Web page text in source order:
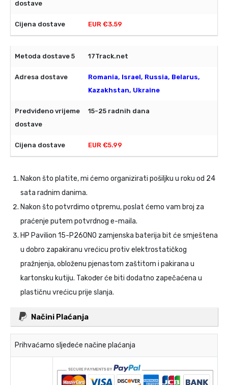
EUR €3.59
17Track.net
Romania, Israel, Russia, Belarus,
Kazakhstan, Ukraine
15-25 radnih dana
EUR €5.99
Nakon što platite, mi ćemo organizirati pošiljku u roku od 24
sata radnim danima.
Nakon što potvrdimo otpremu, poslat ćemo vam broj za
praćenje putem potvrdnog e-maila.
HP Pavilion 15-P260NO zamjenska baterija bit će smještena
u dobro zapakiranu vrećicu protiv elektrostatičkog
pražnjenja, obloženu pjenastom zaštitom i pakirana u
kartonsku kutiju. Također će biti dodatno zapečaćena u
plastičnu vrećicu prije slanja.
Načini Plaćanja
Prihvaćamo sljedeće načine plaćanja